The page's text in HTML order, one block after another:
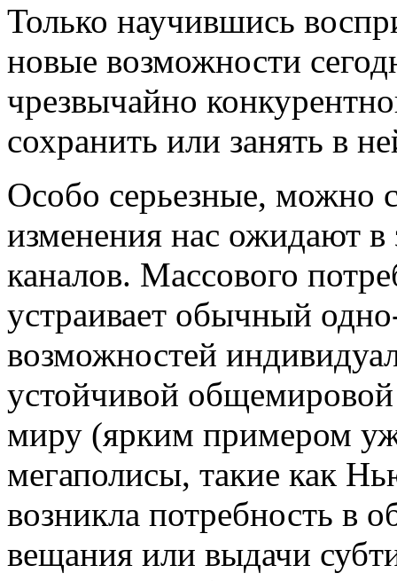
Только научившись
новые возможности
чрезвычайно
сохранить или занять в
Особо серьезные, можно
изменения нас ожидают в
каналов. Массового
устраивает обычный
возможностей
устойчивой
миру (ярким примером
мегаполисы, такие как
возникла потребность в
вещания или выдачи